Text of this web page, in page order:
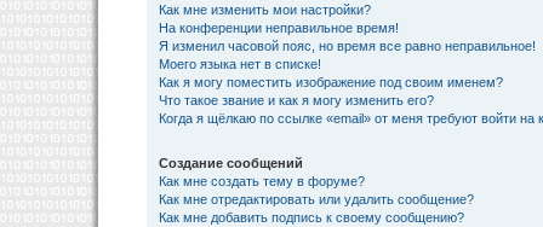
Как мне изменить мои настройки?
На конференции неправильное время!
Я изменил часовой пояс, но время все равно неправильное!
Моего языка нет в списке!
Как я могу поместить изображение под своим именем?
Что такое звание и как я могу изменить его?
Когда я щёлкаю по ссылке «email» от меня требуют войти на
Создание сообщений
Как мне создать тему в форуме?
Как мне отредактировать или удалить сообщение?
Как мне добавить подпись к своему сообщению?